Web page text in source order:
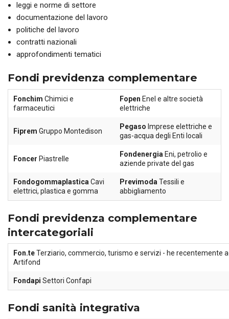
leggi e norme di settore
documentazione del lavoro
politiche del lavoro
contratti nazionali
approfondimenti tematici
Fondi previdenza complementare
Fonchim Chimici e
farmaceutici
Fopen Enel e altre società
elettriche
Fiprem Gruppo Montedison
Pegaso Imprese elettriche e
gas-acqua degli Enti locali
Foncer Piastrelle
Fondenergia Eni, petrolio e
aziende private del gas
Fondogommaplastica Cavi
elettrici, plastica e gomma
Previmoda Tessili e
abbigliamento
Fondi previdenza complementare
intercategoriali
Fon.teTerziario, commercio, turismo e servizi - he recentemente
Artifond
Fondapi Settori Confapi
Fondi sanità integrativa